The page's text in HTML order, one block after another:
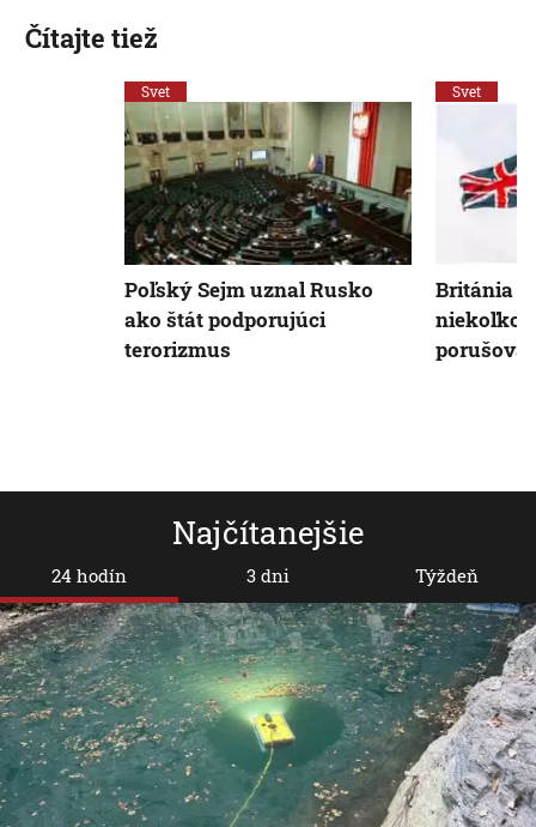
Najčítanejšie
24 hodín 3 dni Týždeň
Čítajte tiež
Svet
Poľský Sejm uznal Rusko
ako štát podporujúci
terorizmus
Svet
Británia
niekoľko